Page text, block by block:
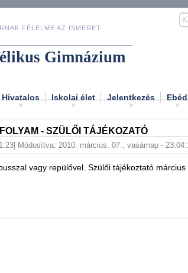
FÉLELME AZ ISMERET
Gimnázium
Hivatalos Iskolai élet Jelentkezés Ebéd
- SZÜLŐI TÁJÉKOZATÓ
| Módosítva: 2010. március. 07., vasárnap -
vagy repülővel. Szülői tájékoztató